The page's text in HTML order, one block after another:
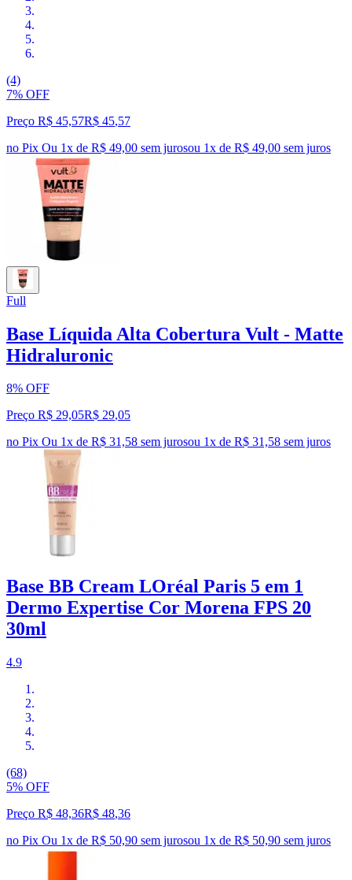
(4)
7% OFF
Preço R$ 45,57R$ 45,57
no Pix Ou 1x de R$ 49,00 sem jurosou 1x de R$ 49,00 sem juros
Full
Base Líquida Alta Cobertura Vult - Matte
Hidraluronic
8% OFF
Preço R$ 29,05R$ 29,05
no Pix Ou 1x de R$ 31,58 sem jurosou 1x de R$ 31,58 sem juros
Base BB Cream LOréal Paris 5 em 1
Dermo Expertise Cor Morena FPS 20
30ml
4.9
(68)
5% OFF
Preço R$ 48,36R$ 48,36
no Pix Ou 1x de R$ 50,90 sem jurosou 1x de R$ 50,90 sem juros